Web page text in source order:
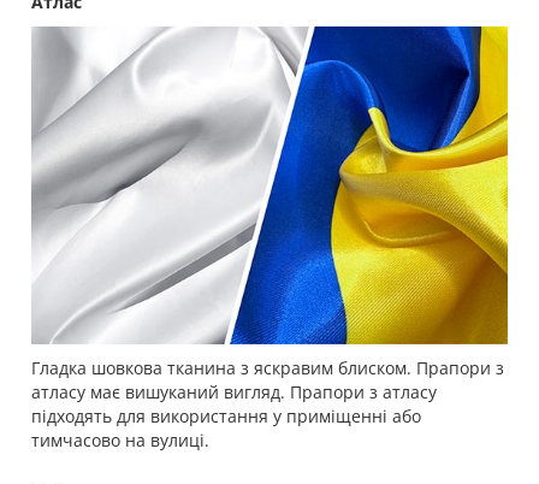
Гладка шовкова тканина з яскравим блиском. Прапори з
атласу має вишуканий вигляд. Прапори з атласу
підходять для використання у приміщенні або
тимчасово на вулиці.